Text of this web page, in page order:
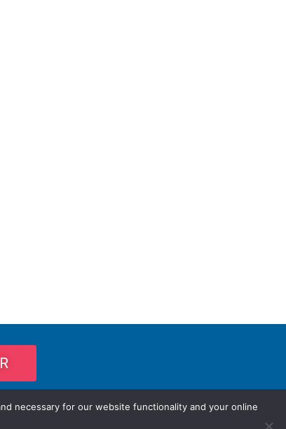
necessary for our website functionality and your online